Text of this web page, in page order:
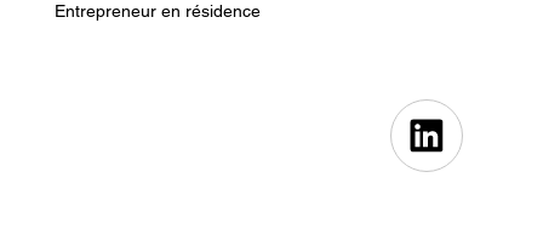
Entrepreneur en résidence